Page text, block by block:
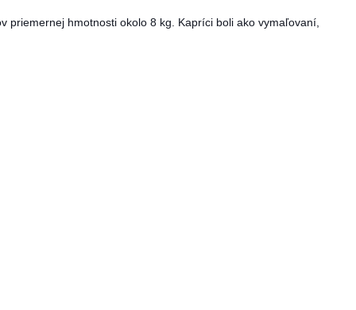
priemernej hmotnosti okolo 8 kg. Kapríci boli ako vymaľovaní,